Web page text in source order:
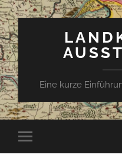
Eine kurze
Mobile-
Menü